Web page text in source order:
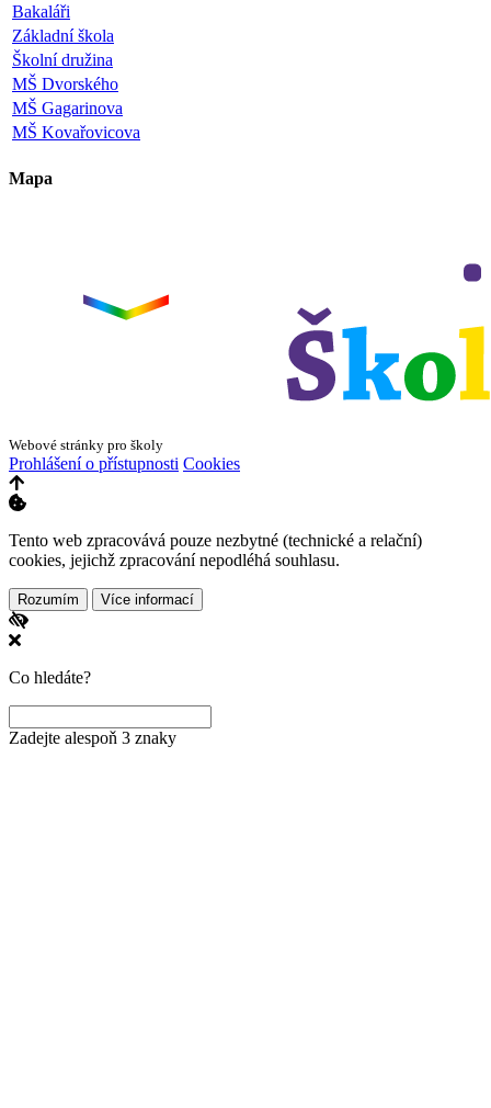
Bakaláři
Základní škola
Školní družina
MŠ Dvorského
MŠ Gagarinova
MŠ Kovařovicova
Mapa
Webové stránky pro školy
Prohlášení o přístupnosti Cookies
Tento web zpracovává pouze nezbytné (technické a relační)
cookies, jejichž zpracování nepodléhá souhlasu.
Rozumím Více informací
Co hledáte?
Zadejte alespoň 3 znaky